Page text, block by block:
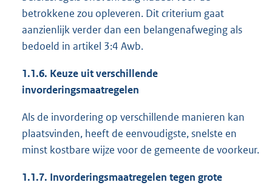
betrokkene zou opleveren. Dit criterium gaat
aanzienlijk verder dan een belangenafweging als
bedoeld in artikel 3:4 Awb.
1.1.6. Keuze uit verschillende
invorderingsmaatregelen
Als de invordering op verschillende manieren kan
plaatsvinden, heeft de eenvoudigste, snelste en
minst kostbare wijze voor de gemeente de voorkeur.
1.1.7. Invorderingsmaatregelen tegen grote